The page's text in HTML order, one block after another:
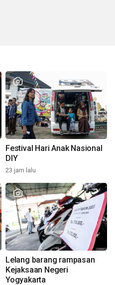
Festival Hari Anak Nasional
DIY
23 jam lalu
Lelang barang rampasan
Kejaksaan Negeri
Yogyakarta